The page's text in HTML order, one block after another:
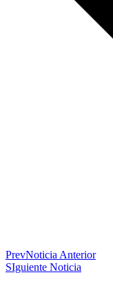
PrevNoticia Anterior
SIguiente Noticia